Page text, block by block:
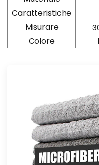
Caratteristiche
Misurare
Colore